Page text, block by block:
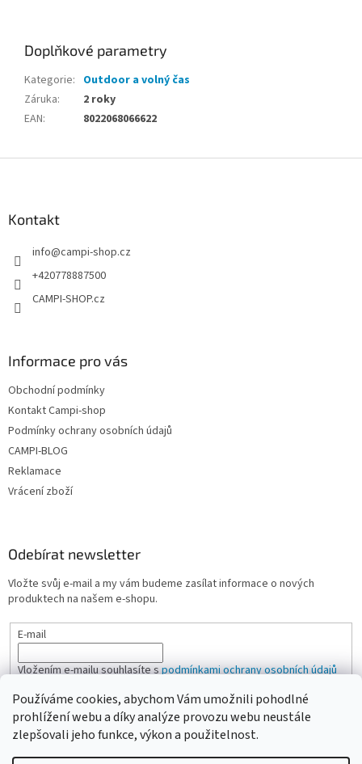
Používáme cookies, abychom Vám umožnili pohodlné
prohlížení webu a díky analýze provozu webu neustále
zlepšovali jeho funkce, výkon a použitelnost.
Doplňkové parametry
Kategorie: Outdoor a volný čas
Záruka:
2 roky
EAN: 8022068066622
Kontakt
info@campi-shop.cz
+420778887500
CAMPI-SHOP.cz
Informace pro vás
Obchodní podmínky
Kontakt Campi-shop
Podmínky ochrany osobních údajů
CAMPI-BLOG
Reklamace
Vrácení zboží
Odebírat newsletter
Vložte svůj e-mail a my vám budeme zasílat informace o nových
produktech na našem e-shopu.
E-mail
Vložením e-mailu souhlasíte spodmínkami ochrany osobních údajů
PŘIHLÁSIT SE